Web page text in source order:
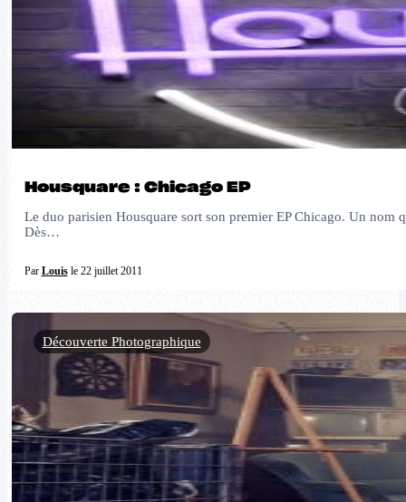
Housquare : Chicago EP
Le duo parisien Housquare sort son premier EP Chicago. Un
Dès…
Par Louisle 22 juillet 2011
Découverte Photographique